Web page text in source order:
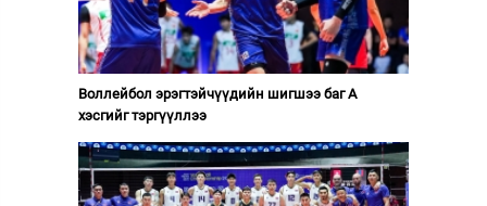
Воллейбол эрэгтэйчүүдийн шигшээ баг А
хэсгийг тэргүүллээ